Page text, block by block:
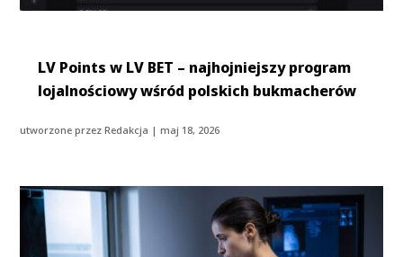
LV Points w LV BET – najhojniejszy program
lojalnościowy wśród polskich bukmacherów
utworzone przezRedakcja |maj 18, 2026